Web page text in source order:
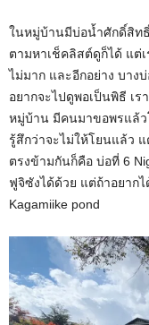
ในหมู่บ้านมีบ่อน้ำศักดิ์สิทธิ์
ตามหาเช็คลิสต์ดูก็ได้ แต่
ไม่มาก และอีกอย่าง บาง
อยากจะไปดูพอเป็นพิธี เร
หมู่บ้าน มีคนมาขอพรแล้
รู้สึกว่าจะไม่ให้โยนแล้ว
ตรงข้ามกันก็คือ บ่อที่ 6
ฟูจิซังได้ด้วย แต่ถ้าอยาก
Kagamiike pond